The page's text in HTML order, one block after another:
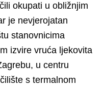
okupati u obližnjim
je nevjerojatan
stanovnicima
izvire vruća ljekovita
u centru
s termalnom